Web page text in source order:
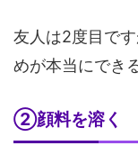
友人は2度目で
めが本当にでき
②顔料を溶く